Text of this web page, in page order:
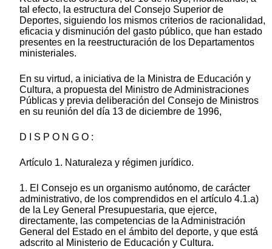
tal efecto, la estructura del Consejo Superior de
Deportes, siguiendo los mismos criterios de racionalidad,
eficacia y disminución del gasto público, que han estado
presentes en la reestructuración de los Departamentos
ministeriales.
En su virtud, a iniciativa de la Ministra de Educación y
Cultura, a propuesta del Ministro de Administraciones
Públicas y previa deliberación del Consejo de Ministros
en su reunión del día 13 de diciembre de 1996,
D I S P O N G O :
Artículo 1. Naturaleza y régimen jurídico.
1. El Consejo es un organismo autónomo, de carácter
administrativo, de los comprendidos en el artículo 4.1.a)
de la Ley General Presupuestaria, que ejerce,
directamente, las competencias de la Administración
General del Estado en el ámbito del deporte, y que está
adscrito al Ministerio de Educación y Cultura.